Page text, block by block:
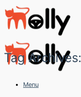
Skip
to
content
Menu
Tag Archives: